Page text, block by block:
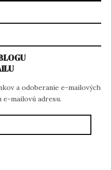
a odoberanie e-mailových
mailovú adresu.